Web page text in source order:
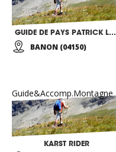
GUIDE DE PAYS PATRICK LAGRANGE
BANON (04150)
Guide&Accomp.Montagne
KARST RIDER